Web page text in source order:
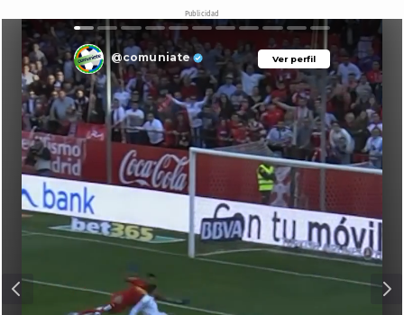
Publicidad
Ver perfil
@comuniate Ver perfil